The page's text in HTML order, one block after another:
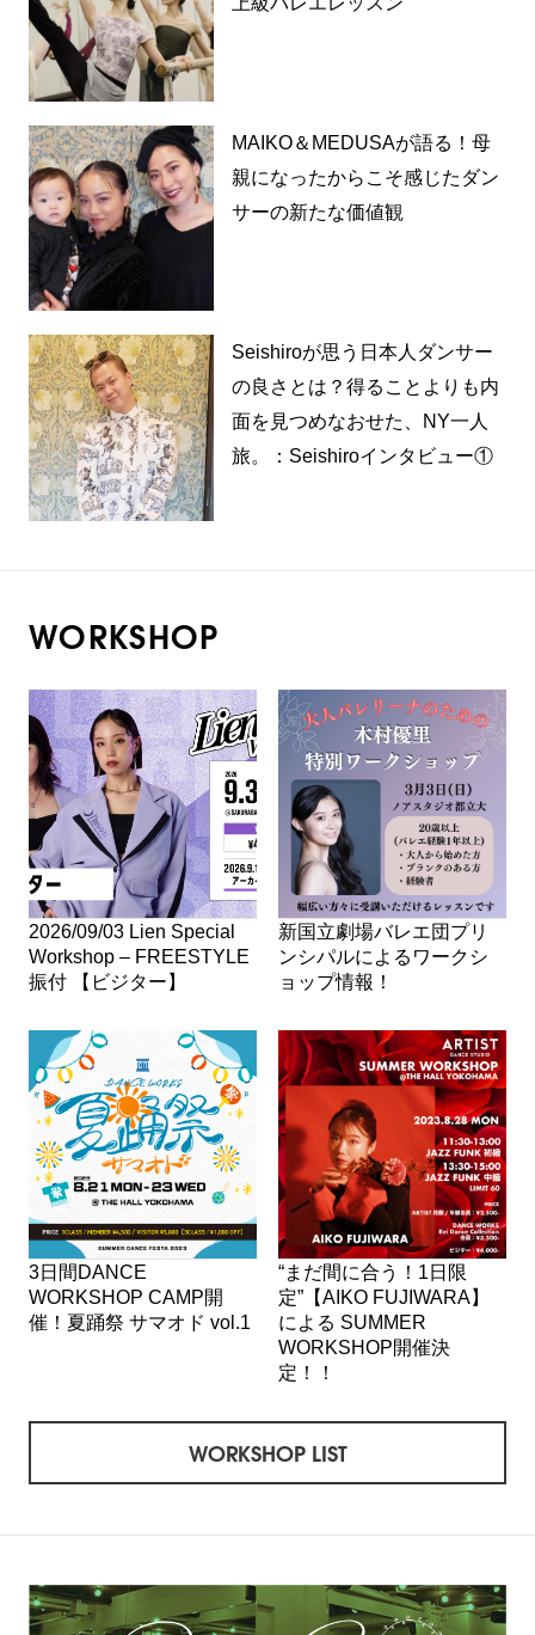
MAIKO＆MEDUSAが語る！母
親になったからこそ感じたダン
サーの新たな価値観
Seishiroが思う日本人ダンサー
の良さとは？得ることよりも内
面を見つめなおせた、NY一人
旅。：Seishiroインタビュー①
WORKSHOP
2026/09/03 Lien Special
Workshop – FREESTYLE
振付 【ビジター】
新国立劇場バレエ団プリ
ンシパルによるワークシ
ョップ情報！
3日間DANCE
WORKSHOP CAMP開
催！夏踊祭 サマオド vol.1
“まだ間に合う！1日限
定”【AIKO FUJIWARA】
による SUMMER
WORKSHOP開催決
定！！
WORKSHOP LIST